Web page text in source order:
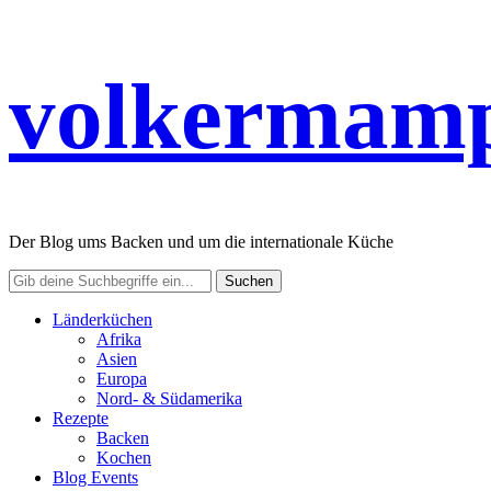
Der Blog ums Backen und um die internationale Küche
Länderküchen
Afrika
Asien
Europa
Nord- & Südamerika
Rezepte
Backen
Kochen
Blog Events